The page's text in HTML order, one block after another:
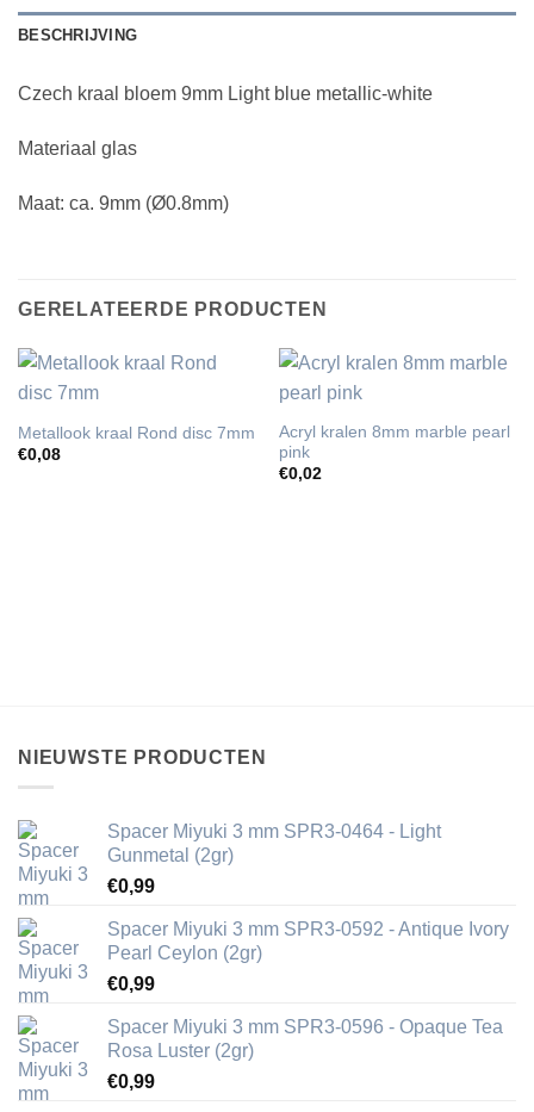
BESCHRIJVING
Czech kraal bloem 9mm Light blue metallic-white
Materiaal glas
Maat: ca. 9mm (Ø0.8mm)
GERELATEERDE PRODUCTEN
Metallook kraal Rond disc 7mm
€0,08
Acryl kralen 8mm marble pearl
pink
€0,02
NIEUWSTE PRODUCTEN
Spacer Miyuki 3 mm SPR3-0464 - Light
Gunmetal (2gr)
€0,99
Spacer Miyuki 3 mm SPR3-0592 - Antique Ivory
Pearl Ceylon (2gr)
€0,99
Spacer Miyuki 3 mm SPR3-0596 - Opaque Tea
Rosa Luster (2gr)
€0,99